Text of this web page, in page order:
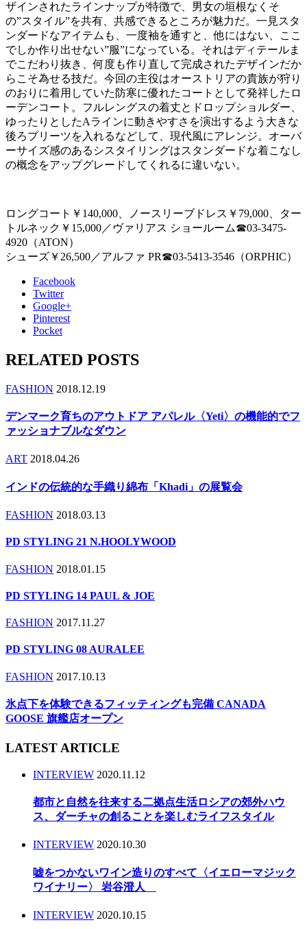
ザインされたラインナップが特徴で、男女の垣根なくそ
の”スタイル”を共有、共感できるところが魅力だ。一見スタ
ンダードなアイテムも、一度袖を通すと、他にはない、ここ
でしか作り出せない”服”になっている。それはディテールま
でこだわり抜き、何度も作り直して完成されたデザインだか
らこそ為せる技だ。今回の主役はオーストリアの貴族が狩り
のおりに着用していた防寒に優れたコートとして発祥したロ
ーデンコート。フルレングスの着丈とドロップショルダー、
ゆったりとしたAラインに動きやすさを演出するよう大きな
後ろプリーツを入れるなどして、現代風にアレンジ。オーバ
ーサイズ感のあるシスタイリングはスタンダードな着こなし
の概念をアップグレードしてくれるに違いない。
ロングコート￥140,000、ノースリーブドレス￥79,000、ター
トルネック￥15,000／ヴァリアス ショールーム☎︎03-3475-
4920（ATON）
シューズ￥26,500／アルファ PR☎︎03-5413-3546（ORPHIC）
Facebook
Twitter
Google+
Pinterest
Pocket
RELATED POSTS
FASHION 2018.12.19
デンマーク育ちのアウトドア アパレル〈Yeti〉の機能的でフ
ァッショナブルなダウン
ART 2018.04.26
インドの伝統的な手織り綿布「Khadi」の展覧会
FASHION 2018.03.13
PD STYLING 21 N.HOOLYWOOD
FASHION 2018.01.15
PD STYLING 14 PAUL & JOE
FASHION 2017.11.27
PD STYLING 08 AURALEE
FASHION 2017.10.13
氷点下を体験できるフィッティングも完備 CANADA
GOOSE 旗艦店オープン
LATEST ARTICLE
INTERVIEW 2020.11.12
都市と自然を往来する二拠点生活ロシアの郊外ハウ
ス、ダーチャの創ることを楽しむライフスタイル
INTERVIEW 2020.10.30
嘘をつかないワイン造りのすべて〈イエローマジック
ワイナリー〉 岩谷澄人
INTERVIEW 2020.10.15